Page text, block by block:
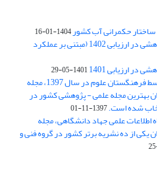
ساختار حکمرانی آب کشور1404-01-16
کسب رتبه الف مجلات علمی پژوهشی در ارزیابی 1402 (مبتنی بر عملکرد
ارزیابی 1401 1401-05-29
بر اساس ارزیابی انجام شده توسط فرهنگستان علوم در سال 1397، مجله
بهترین مجله علمی - پژوهشی کشور در
شده است.1397-11-01
اطلاعات علمی جهاد دانشگاهی، مجله
یکی از ده نشریه برتر کشور در گروه فنی و